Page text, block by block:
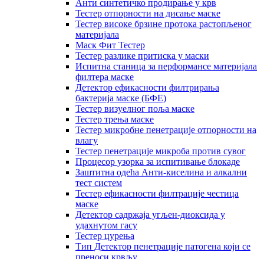
Анти синтетичко продирање у крв
Тестер отпорности на дисање маске
Тестер високе брзине протока растопљеног
материјала
Маск Фит Тестер
Тестер разлике притиска у маски
Испитна станица за перформансе материјала
филтера маске
Детектор ефикасности филтрирања
бактерија маске (БФЕ)
Тестер визуелног поља маске
Тестер трења маске
Тестер микробне пенетрације отпорности на
влагу
Тестер пенетрације микроба против сувог
Процесор узорка за испитивање блокаде
Заштитна одећа Анти-киселина и алкални
тест систем
Тестер ефикасности филтрације честица
маске
Детектор садржаја угљен-диоксида у
удахнутом гасу
Тестер цурења
Тип Детектор пенетрације патогена који се
преноси крвљу